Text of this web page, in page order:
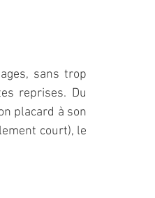
sans trop
reprises. Du
placard à son
court), le